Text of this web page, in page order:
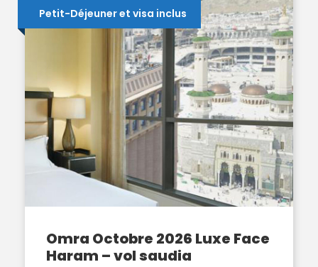
Petit-Déjeuner et visa inclus
Omra Octobre 2026 Luxe Face
Haram – vol saudia